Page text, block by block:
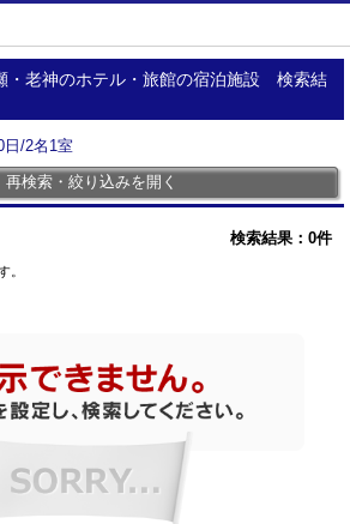
・老神のホテル・旅館の宿泊施設 検索結
日/2名1室
再検索・絞り込みを開く
検索結果： 0件
。